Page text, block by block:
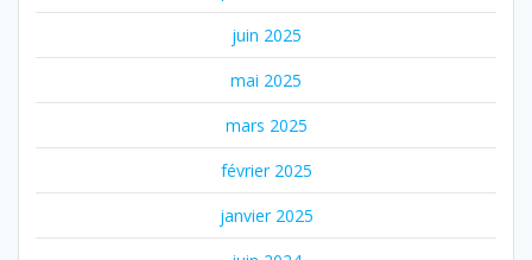
juin 2025
mai 2025
mars 2025
février 2025
janvier 2025